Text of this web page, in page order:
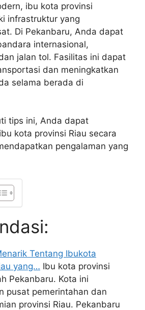
ibu kota provinsi
infrastruktur yang
Di Pekanbaru, Anda dapat
internasional,
jalan tol. Fasilitas ini dapat
dan meningkatkan
selama berada di
tips ini, Anda dapat
kota provinsi Riau secara
pengalaman yang
Tentang Ibukota
yang… Ibu kota provinsi
Pekanbaru. Kota ini
pusat pemerintahan dan
provinsi Riau. Pekanbaru